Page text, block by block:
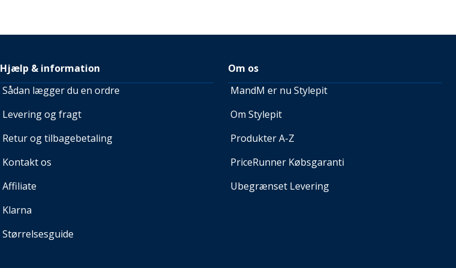
Hjælp & information
Sådan lægger du en ordre
Levering og fragt
Retur og tilbagebetaling
Kontakt os
Affiliate
Klarna
Størrelsesguide
Om os
MandM er nu Stylepit
Om Stylepit
Produkter A-Z
PriceRunner Købsgaranti
Ubegrænset Levering